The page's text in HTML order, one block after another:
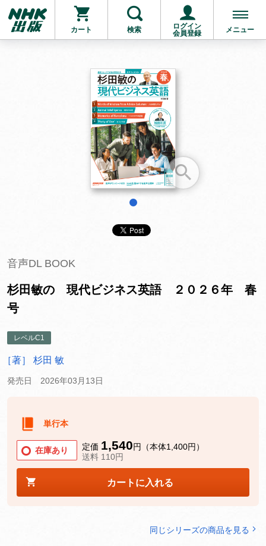
カート 検索
ログイン
会員登録
メニュー
お支払いに進む
他にも商品を買う
音声DL BOOK
杉田敏の 現代ビジネス英語 ２０２６年 春
号
レベルC1
［著］ 杉田 敏
発売日 2026年03月13日
単行本
在庫あり 定価 1,540円（本体1,400円）
送料 110円
カートに入れる
同じシリーズの商品を見る